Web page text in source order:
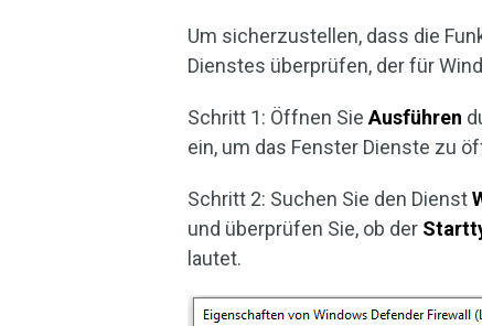
Um sicherzustellen, dass die
Dienstes überprüfen, der für
Schritt 1: Öffnen SieAusführen
ein, um das Fenster Dienste zu
Schritt 2: Suchen Sie den Dienst
und überprüfen Sie, ob der
lautet.